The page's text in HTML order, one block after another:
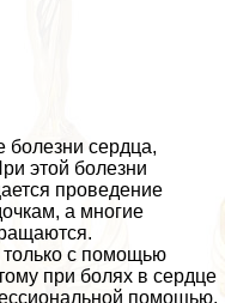
болезни сердца,
этой болезни
проведение
а многие
с помощью
при болях в сердце
помощью.